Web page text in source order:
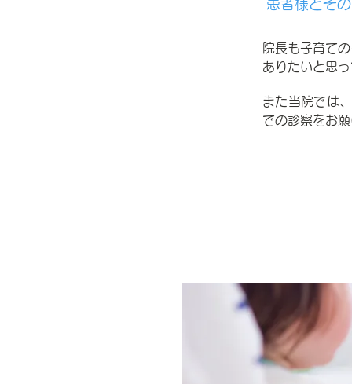
患者様とそ
院長も子育て
ありたいと思
また当院では
での診察をお